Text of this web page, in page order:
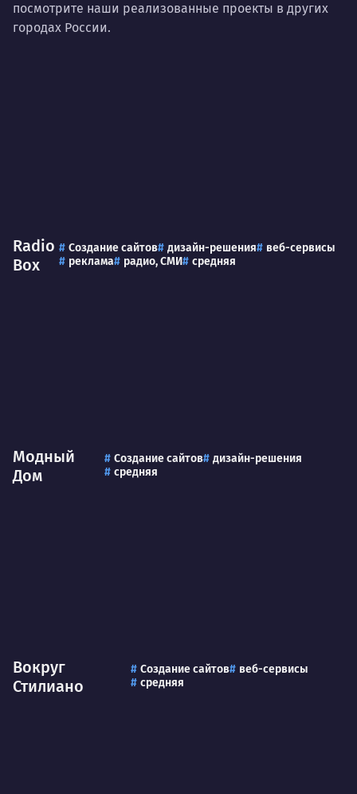
посмотрите наши реализованные проекты в других
городах России.
Radio
Box
Создание сайтов дизайн-решения
веб-сервисы
реклама
радио, СМИ средняя
Модный
Дом
Создание сайтов
дизайн-решения
средняя
Вокруг
Стилиано
Создание сайтов
веб-сервисы
средняя